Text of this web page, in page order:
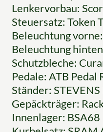
Lenkervorbau:
Steuersatz: Token
Beleuchtung
Beleuchtung
Schutzbleche:
Pedale: ATB Pedal
Ständer: STEVENS
Gepäckträger:
Innenlager: BSA68